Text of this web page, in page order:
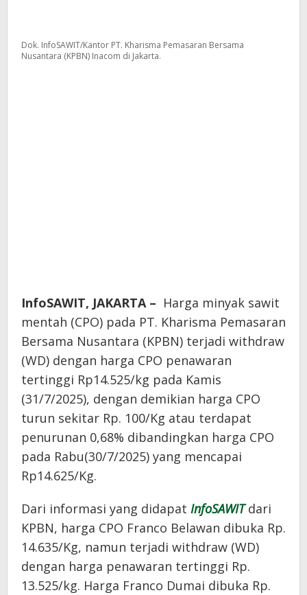
Dok. InfoSAWIT/Kantor PT. Kharisma Pemasaran Bersama
Nusantara (KPBN) Inacom di Jakarta.
InfoSAWIT, JAKARTA – Harga minyak sawit
mentah (CPO) pada PT. Kharisma Pemasaran
Bersama Nusantara (KPBN) terjadi withdraw
(WD) dengan harga CPO penawaran
tertinggi Rp14.525/kg pada Kamis
(31/7/2025), dengan demikian harga CPO
turun sekitar Rp. 100/Kg atau terdapat
penurunan 0,68% dibandingkan harga CPO
pada Rabu(30/7/2025) yang mencapai
Rp14.625/Kg.
Dari informasi yang didapat InfoSAWIT dari
KPBN, harga CPO Franco Belawan dibuka Rp.
14.635/Kg, namun terjadi withdraw (WD)
dengan harga penawaran tertinggi Rp.
13.525/kg. Harga Franco Dumai dibuka Rp.